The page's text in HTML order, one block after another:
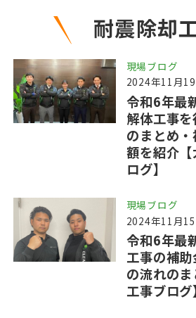
耐震除却
現場ブログ
2024年11月
令和6年最
解体工事
のまとめ
額を紹介
ログ】
現場ブログ
2024年11月
令和6年最
工事の補
の流れの
工事ブログ